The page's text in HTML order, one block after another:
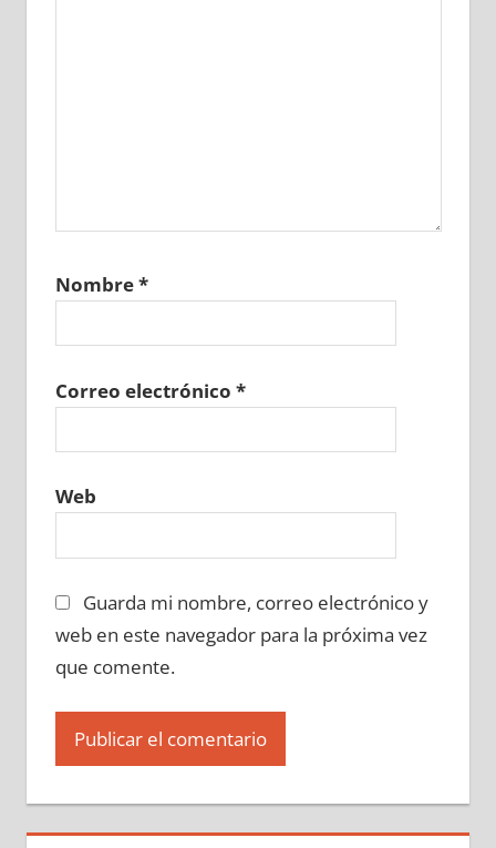
Nombre*
Correo electrónico *
Web
Guarda mi nombre, correo electrónico y
web en este navegador para la próxima vez
que comente.